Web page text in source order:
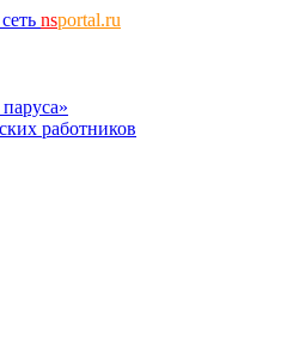
nsportal.ru
работников